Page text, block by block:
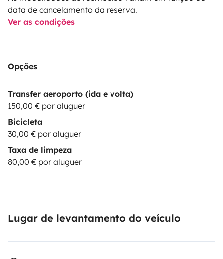
data de cancelamento da reserva.
Ver as condições
Opções
Transfer aeroporto (ida e volta)
150,00 € por aluguer
Bicicleta
30,00 € por aluguer
Taxa de limpeza
80,00 € por aluguer
Lugar de levantamento do veículo